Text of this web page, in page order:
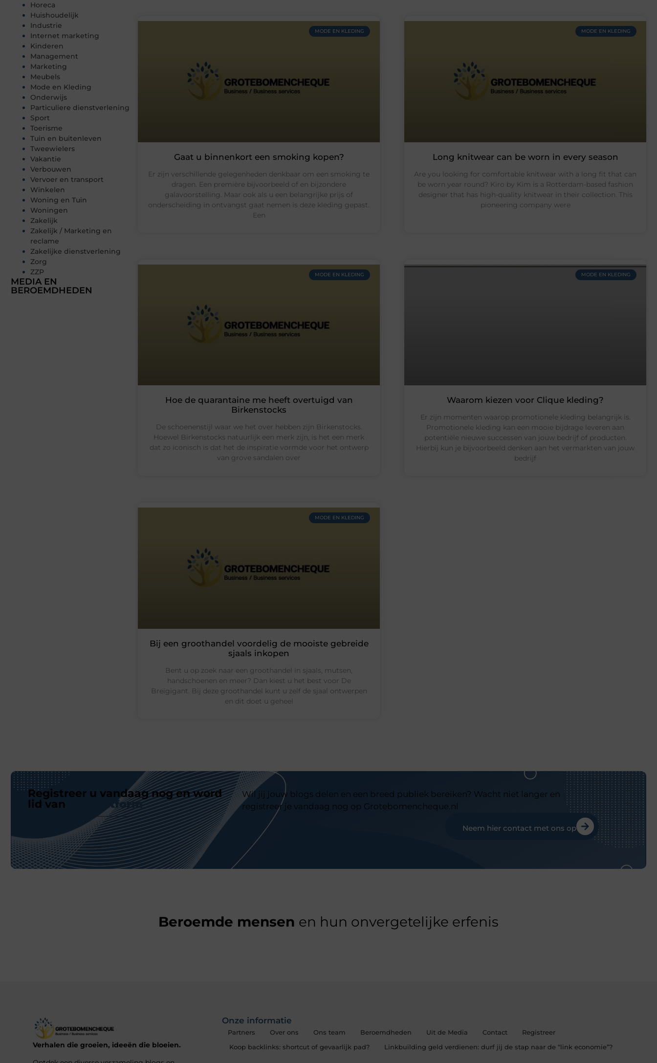
Horeca
Huishoudelijk
Industrie
Internet marketing
Kinderen
Management
Marketing
Meubels
Mode en Kleding
Onderwijs
Particuliere dienstverlening
Sport
Toerisme
Tuin en buitenleven
Tweewielers
Vakantie
Verbouwen
Vervoer en transport
Winkelen
Woning en Tuin
Woningen
Zakelijk
Zakelijk / Marketing en
reclame
Zakelijke dienstverlening
Zorg
ZZP
MEDIA EN
BEROEMDHEDEN
MODE EN KLEDING
Gaat u binnenkort een smoking kopen?
Er zijn verschillende gelegenheden denkbaar om een smoking te
dragen. Een première bijvoorbeeld of en bijzondere
galavoorstelling. Maar ook als u een belangrijke prijs of
onderscheiding in ontvangst gaat nemen is deze kleding gepast.
Een
MODE EN KLEDING
Long knitwear can be worn in every season
Are you looking for comfortable knitwear with a long fit that can
be worn year round? Kiro by Kim is a Rotterdam-based fashion
designer that has high-quality knitwear in their collection. This
pioneering company were
MODE EN KLEDING
Hoe de quarantaine me heeft overtuigd van
Birkenstocks
De schoenenstijl waar we het over hebben zijn Birkenstocks.
Hoewel Birkenstocks natuurlijk een merk zijn, is het een merk
dat zo iconisch is dat het de inspiratie vormde voor het ontwerp
van grove sandalen over
MODE EN KLEDING
Waarom kiezen voor Clique kleding?
Er zijn momenten waarop promotionele kleding belangrijk is.
Promotionele kleding kan een mooie bijdrage leveren aan
potentiële nieuwe successen van jouw bedrijf of producten.
Hierbij kun je bijvoorbeeld denken aan het vermarkten van jouw
bedrijf
MODE EN KLEDING
Bij een groothandel voordelig de mooiste gebreide
sjaals inkopen
Bent u op zoek naar een groothandel in sjaals, mutsen,
handschoenen en meer? Dan kiest u het best voor De
Breigigant. Bij deze groothandel kunt u zelf de sjaal ontwerpen
en dit doet u geheel
Registreer u vandaag nog en word
lid van
ons platform
Wil jij jouw blogs delen en een breed publiek bereiken? Wacht niet langer en
registreer je vandaag nog op Grotebomencheque.nl
Neem hier contact met ons op
Beroemde mensen en hun onvergetelijke erfenis
Verhalen die groeien, ideeën die bloeien.
Onze informatie
Partners Over ons Ons team Beroemdheden Uit de Media Contact
Registreer
Koop backlinks: shortcut of gevaarlijk pad?
Linkbuilding geld verdienen: durf jij de stap naar de “link economie”?